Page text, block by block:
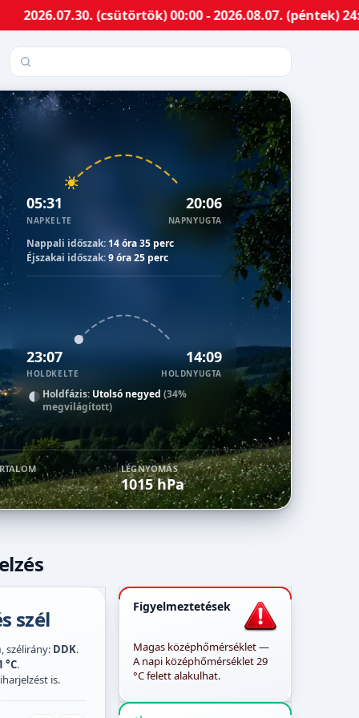
(csütörtök) 00:00 - 2026.08.07. (péntek) 24:00-ig
Település keresése
05:31
NAPKELTE
20:06
NAPNYUGTA
Nappali időszak: 14 óra 35 perc
Éjszakai időszak:9 óra 25 perc
23:07
HOLDKELTE
14:09
HOLDNYUGTA
Holdfázis: Utolsó negyed (34%
megvilágított)
LÉGNYOMÁS
1015 hPa
szél
, szélirány: DDK.
°C.
is.
Figyelmeztetések
Magas középhőmérséklet —
A napi középhőmérséklet 29
°C felett alakulhat.